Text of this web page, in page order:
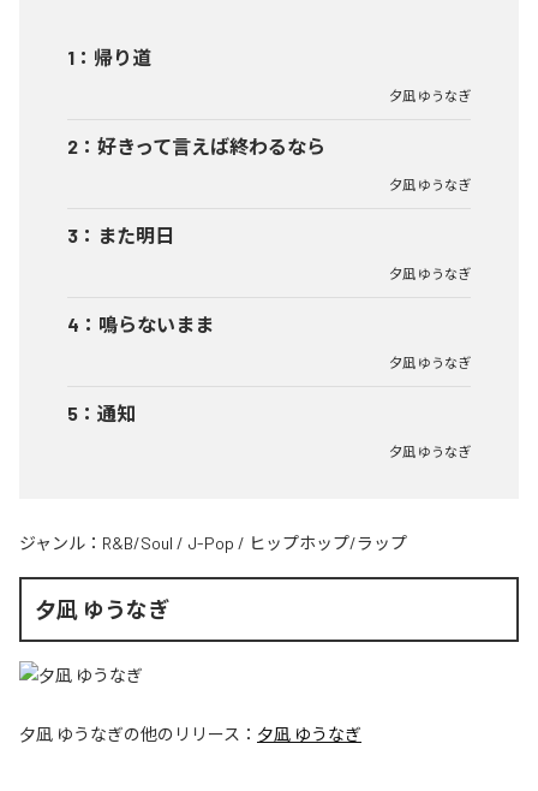
1 ： 帰り道
夕凪 ゆうなぎ
2 ： 好きって言えば終わるなら
夕凪 ゆうなぎ
3 ： また明日
夕凪 ゆうなぎ
4 ： 鳴らないまま
夕凪 ゆうなぎ
5 ： 通知
夕凪 ゆうなぎ
ジャンル： R&B/Soul / J-Pop / ヒップホップ/ラップ
夕凪 ゆうなぎ
夕凪 ゆうなぎの他のリリース： 夕凪 ゆうなぎ